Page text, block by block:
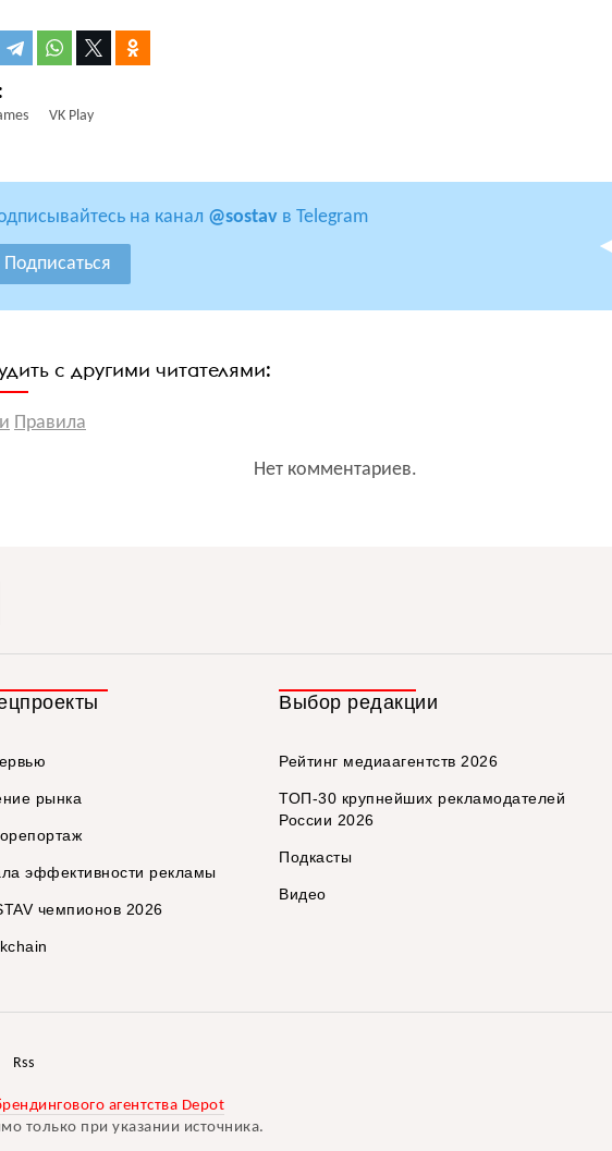
VK Play
на канал @sostav в Telegram
Подписаться
с другими читателями:
Правила
Нет комментариев.
рынка
эффективности рекламы
чемпионов 2026
Выбор редакции
Рейтинг медиаагентств 2026
ТОП-30 крупнейших рекламодателей
России 2026
Подкасты
Видео
Rss
агентства Depot
только при указании источника.